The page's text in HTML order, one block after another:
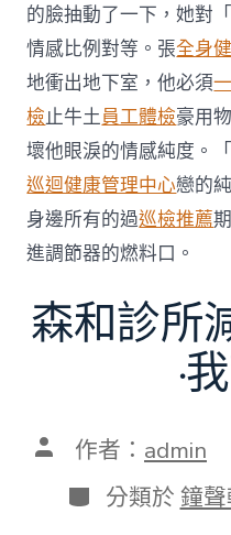
的臉抽動了一下，她對
情感比例對等。張全身
地衝出地下室，他必須
檢止牛土員工體檢豪用
壞他眼淚的情感純度。
巡迴健康管理中心戀的
身邊所有的過巡檢推薦
進調節器的燃料口。
森和診所
·
文 作者： admin
分
類
分類於 鐘